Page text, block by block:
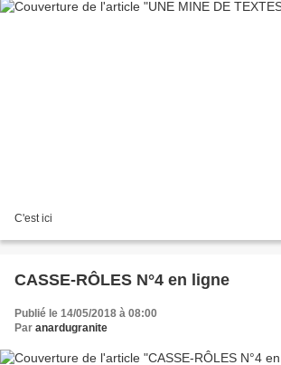
C'est ici
CASSE-RÔLES N°4 en ligne
Publié le 14/05/2018 à 08:00
Par anardugranite